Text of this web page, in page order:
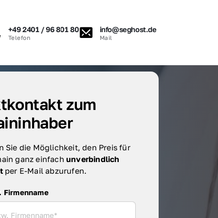
+49 2401 / 96 801 80
Telefon
info@seghost.de
Mail
zum
Sie die Möglichkeit, den Preis für
ganz einfach
per E-Mail abzurufen.
Firmenname